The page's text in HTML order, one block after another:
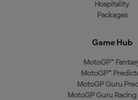
Hospitality
Packages
Game Hub
MotoGP™
MotoGP™
MotoGP Guru
MotoGP Guru